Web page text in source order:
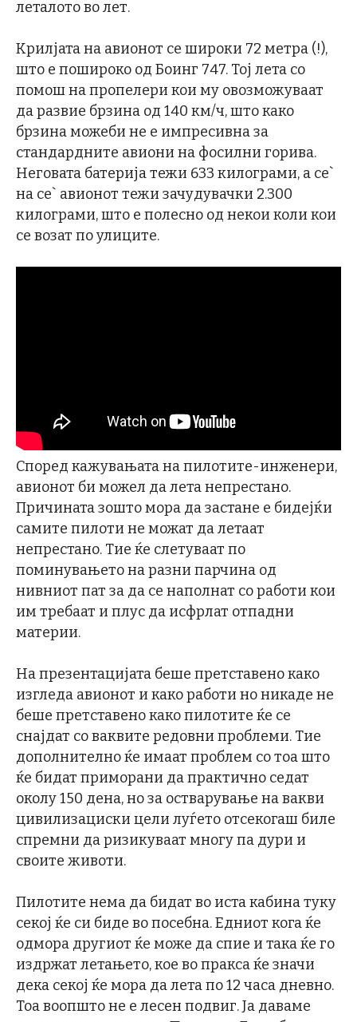
леталото во лет.
Крилјата на авионот се широки 72 метра (!),
што е пошироко од Боинг 747. Тој лета со
помош на пропелери кои му овозможуваат
да развие брзина од 140 км/ч, што како
брзина можеби не е импресивна за
стандардните авиони на фосилни горива.
Неговата батерија тежи 633 килограми, а се`
на се` авионот тежи зачудувачки 2.300
килограми, што е полесно од некои коли кои
се возат по улиците.
Според кажувањата на пилотите-инженери,
авионот би можел да лета непрестано.
Причината зошто мора да застане е бидејќи
самите пилоти не можат да летаат
непрестано. Тие ќе слетуваат по
поминувањето на разни парчина од
нивниот пат за да се наполнат со работи кои
им требаат и плус да исфрлат отпадни
материи.
На презентацијата беше претставено како
изгледа авионот и како работи но никаде не
беше претставено како пилотите ќе се
снајдат со ваквите редовни проблеми. Тие
дополнително ќе имаат проблем со тоа што
ќе бидат приморани да практично седат
околу 150 дена, но за остварување на вакви
цивилизациски цели луѓето отсекогаш биле
спремни да ризикуваат многу па дури и
своите животи.
Пилотите нема да бидат во иста кабина туку
секој ќе си биде во посебна. Едниот кога ќе
одмора другиот ќе може да спие и така ќе го
издржат летањето, кое во пракса ќе значи
дека секој ќе мора да лета по 12 часа дневно.
Тоа воопшто не е лесен подвиг. Ја даваме